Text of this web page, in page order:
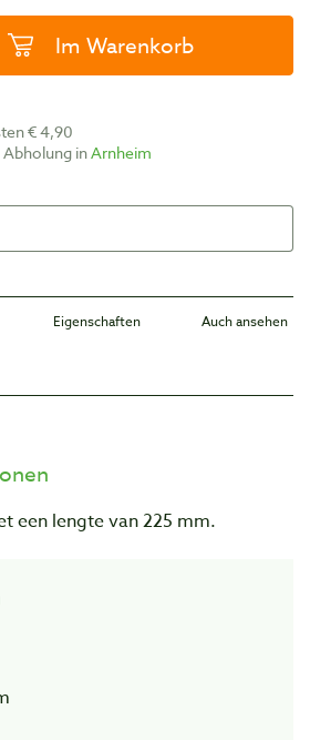
Im Warenkorb
€ 4,90
Abholung inArnheim
Eigenschaften Auch ansehen
een lengte van 225 mm.